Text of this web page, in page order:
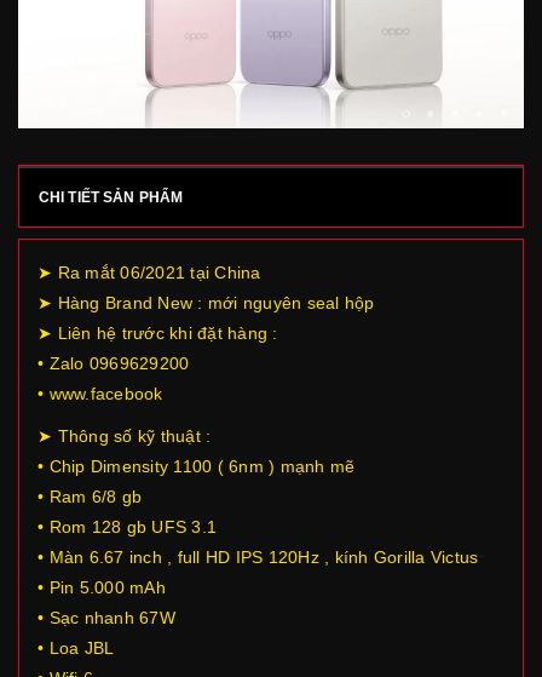
CHI TIẾT SẢN PHẨM
➤ Ra mắt 06/2021 tại China
➤ Hàng Brand New : mới nguyên seal hộp
➤ Liên hệ trước khi đặt hàng :
• Zalo 0969629200
• www.facebook
➤ Thông số kỹ thuật :
• Chip Dimensity 1100 ( 6nm ) mạnh mẽ
• Ram 6/8 gb
• Rom 128 gb UFS 3.1
• Màn 6.67 inch , full HD IPS 120Hz , kính Gorilla Victus
• Pin 5.000 mAh
• Sạc nhanh 67W
• Loa JBL